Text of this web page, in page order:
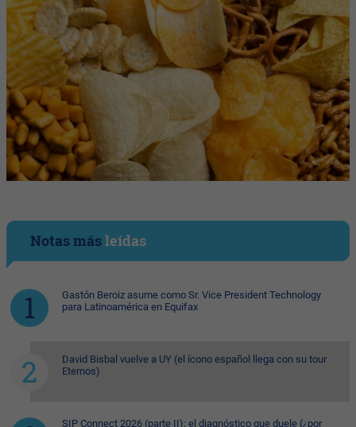
Notas másleídas
Gastón Beroiz asume como Sr. Vice President Technology
para Latinoamérica en Equifax
David Bisbal vuelve a UY (el ícono español llega con su tour
Eternos)
SIP Connect 2026 (parte II): el diagnóstico que duele (¿por